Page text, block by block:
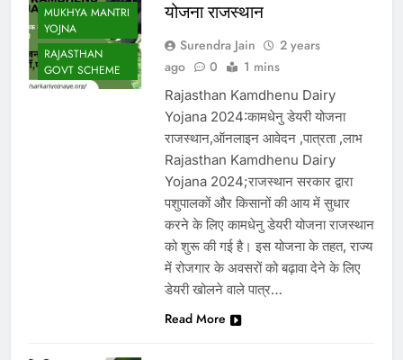
MUKHYA MANTRI
YOJNA
RAJASTHAN
GOVT SCHEME
योजना राजस्थान
Surendra Jain
2 years
ago
0 1 mins
Rajasthan Kamdhenu Dairy
Yojana 2024:कामधेनु डेयरी योजना
राजस्थान,ऑनलाइन आवेदन ,पात्रता ,लाभ
Rajasthan Kamdhenu Dairy
Yojana 2024;राजस्थान सरकार द्वारा
पशुपालकों और किसानों की आय में सुधार
करने के लिए कामधेनु डेयरी योजना राजस्थान
को शुरू की गई है। इस योजना के तहत, राज्य
में रोजगार के अवसरों को बढ़ावा देने के लिए
डेयरी खोलने वाले पात्र…
Read More